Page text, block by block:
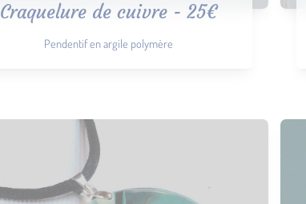
Craquelure de cuivre - 25€
Pendentif en argile polymère